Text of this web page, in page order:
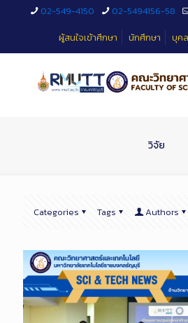
02-549-4150 02-5494156-58
ผู้สนใจเข้าศึกษา
นักศึกษา บุค
วิจัย
Categories Tags Authors